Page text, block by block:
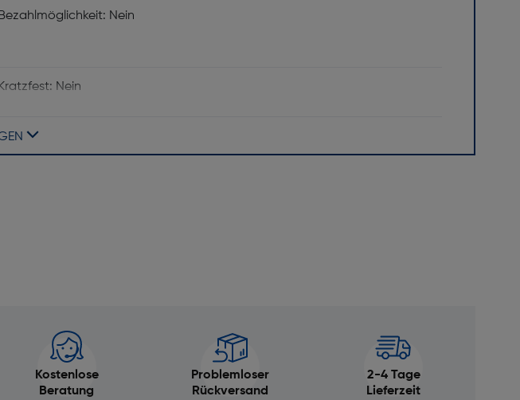
Bezahlmöglichkeit: Nein
Nein
Power Blue
Wetteranzeige: Ja
Blutsauerstoff-Sensor: Ja
Kompass: Ja
Kostenlose
Beratung
Problemloser
Rückversand
2-4 Tage
Lieferzeit